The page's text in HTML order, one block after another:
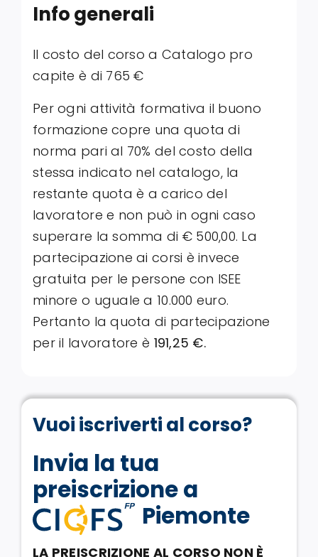
Info generali
Il costo del corso a Catalogo pro
capite è di 765 €
Per ogni attività formativa il buono
formazione copre una quota di
norma pari al 70% del costo della
stessa indicato nel catalogo, la
restante quota è a carico del
lavoratore e non può in ogni caso
superare la somma di € 500,00. La
partecipazione ai corsi è invece
gratuita per le persone con ISEE
minore o uguale a 10.000 euro.
Pertanto la quota di partecipazione
per il lavoratore è 191,25 €.
Vuoi iscriverti al corso?
Invia la tua
preiscrizione a
Piemonte
LA PREISCRIZIONE AL CORSO NON È